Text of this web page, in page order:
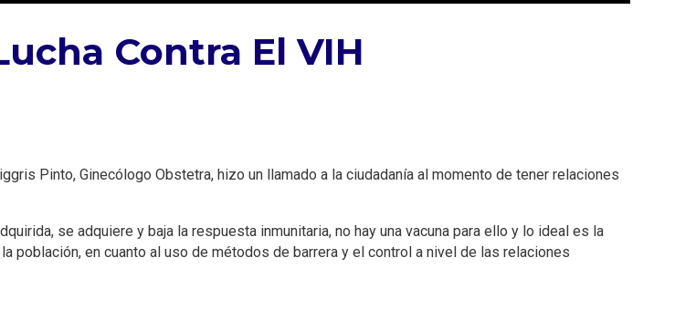
Contra El VIH
Pinto, Ginecólogo Obstetra, hizo un llamado a la ciudadanía al momento de tener relaciones
se adquiere y baja la respuesta inmunitaria, no hay una vacuna para ello y lo ideal es la
población, en cuanto al uso de métodos de barrera y el control a nivel de las relaciones